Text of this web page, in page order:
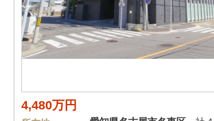
4,480万円